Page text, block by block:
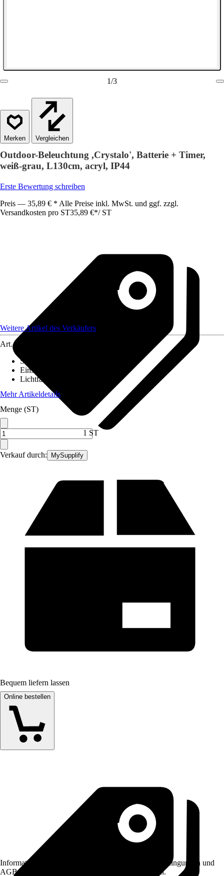
1/3
Vergleichen
Outdoor-Beleuchtung ,Crystalo', Batterie + Timer,
weiß-grau, L130cm, acryl, IP44
Erste Bewertung schreiben
Preis — 35,89 € * Alle Preise inkl. MwSt. und ggf. zzgl.
Versandkosten pro ST35,89 €*/ ST
Verkauf durch: MySupplify
Weitere Artikel des Verkäufers
Art.-Nr.
Stromversorgung
Einsatzbereich
Lichtfarbe
Mehr Artikeldetails
Menge (ST)
1 ST
Bequem liefern lassen
Online bestellen
Informationen des Verkäufers, wie z. B. Rückgabebedingungen und
AGB, finden Sie bei Klick auf den Verkäufernamen.